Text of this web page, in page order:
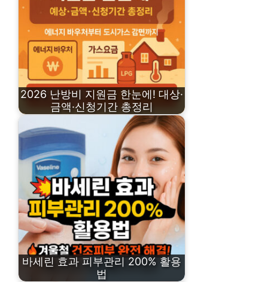
2026 난방비 지원금 한눈에! 대상·
금액·신청기간 총정리
바세린 효과 피부관리 200% 활용
법